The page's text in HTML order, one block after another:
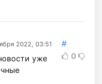
2022, 03:51
#
0
уже